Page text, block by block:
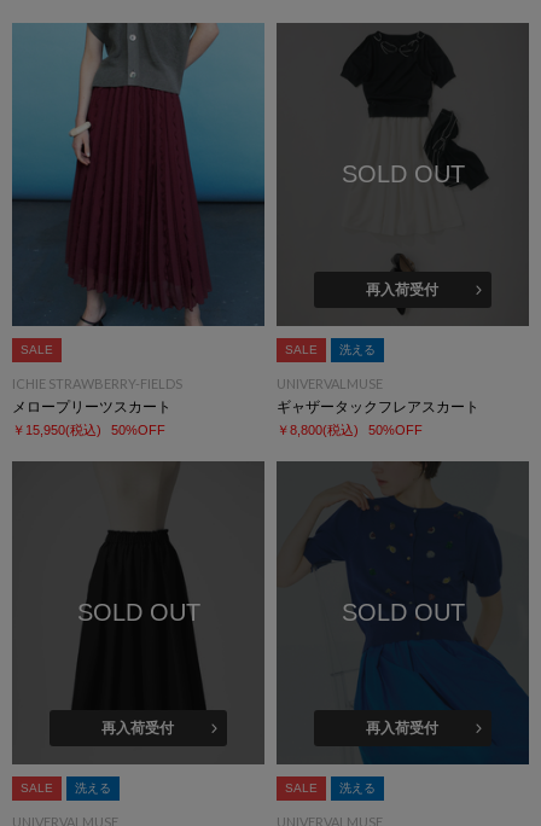
SALE
ICHIE STRAWBERRY-FIELDS
メロープリーツスカート
￥15,950(税込) 50%OFF
SOLD OUT
再入荷受付
SALE 洗える
UNIVERVALMUSE
ギャザータックフレアスカート
￥8,800(税込) 50%OFF
SOLD OUT
再入荷受付
SALE 洗える
UNIVERVALMUSE
SOLD OUT
再入荷受付
SALE 洗える
UNIVERVALMUSE